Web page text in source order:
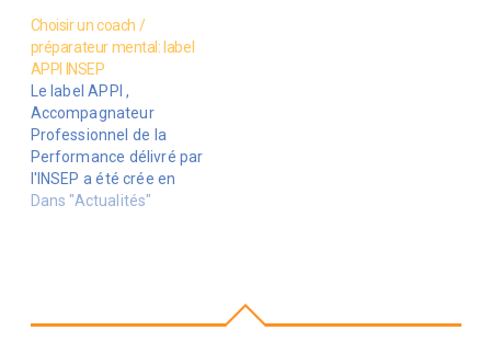
Choisir un coach /
préparateur mental: label
APPI INSEP
Le label APPI ,
Accompagnateur
Professionnel de la
Performance délivré par
l'INSEP a été crée en
2015, afin de référencer
entraineurs vers la
Dans "Actualités"